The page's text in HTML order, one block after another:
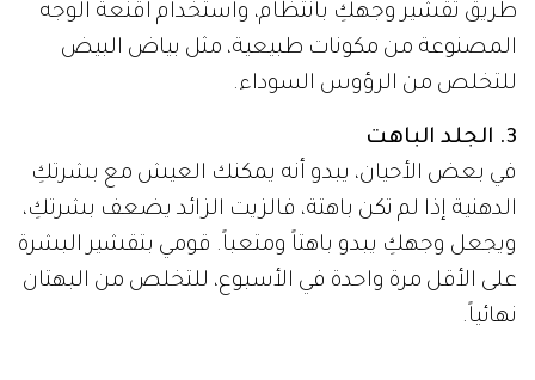
طريق تقشير وجهكِ بانتظام، واستخدام أقنعة الوجه
المصنوعة من مكونات طبيعية، مثل بياض البيض
للتخلص من الرؤوس السوداء.
3. الجلد الباهت
في بعض الأحيان، يبدو أنه يمكنك العيش مع بشرتكِ
الدهنية إذا لم تكن باهتة، فالزيت الزائد يضعف بشرتكِ،
ويجعل وجهكِ يبدو باهتاً ومتعباً. قومي بتقشير البشرة
على الأقل مرة واحدة في الأسبوع، للتخلص من البهتان
نهائياً.